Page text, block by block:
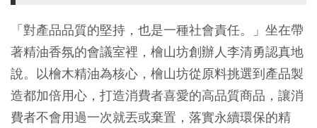
「對產品品質的堅持，也是一種社會責任。」坐在帶
著精油香氛的會議室裡，檜山坊創辦人李清勇認真地
說。以檜木精油為核心，檜山坊從原料挑選到產品製
造都加倍用心，打造消費者喜愛的高品質商品，讓消
費者不會用過一次就丟或棄置，落實永續環保的精